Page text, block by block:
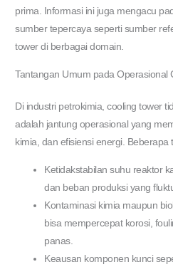
prima. Informasi ini juga mengacu
sumber tepercaya seperti sumber
tower di berbagai domain.
Tantangan Umum pada Operasional
Di industri petrokimia, cooling tower
adalah jantung operasional yang
kimia, dan efisiensi energi.
Ketidakstabilan suhu reaktor
dan beban produksi yang
Kontaminasi kimia maupun
bisa mempercepat korosi,
panas.
Keausan komponen kunci